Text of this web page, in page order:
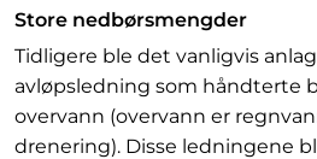
Store nedbørsmengder
Tidligere ble det vanligvis
avløpsledning som håndterte
overvann (overvann er
drenering). Disse ledningene